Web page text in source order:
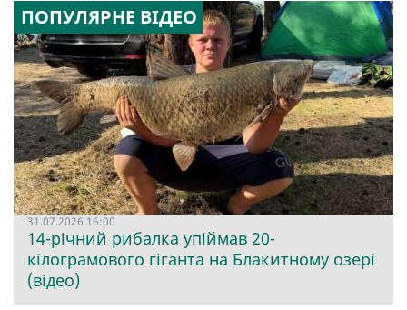
ПОПУЛЯРНЕ ВІДЕО
31.07.2026 16:00
14-річний рибалка упіймав 20-
кілограмового гіганта на Блакитному озері
(відео)